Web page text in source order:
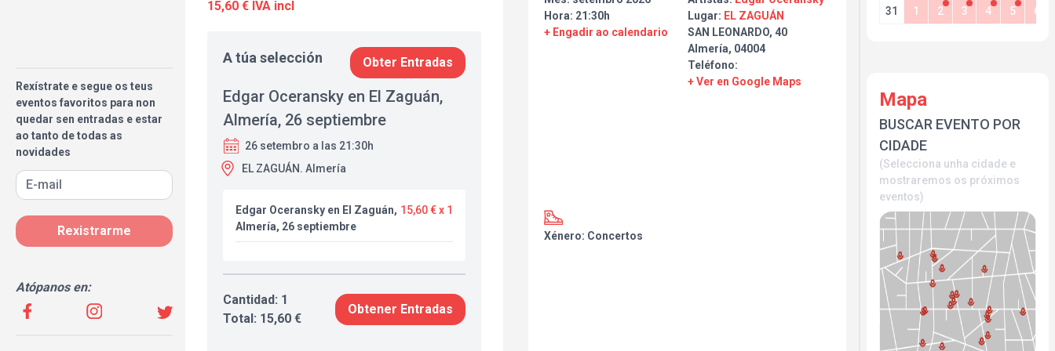
Rexístrate e segue os teus
eventos favoritos para non
quedar sen entradas e estar
ao tanto de todas as
novidades
Rexistrarme
Atópanos en:
15,60 € IVA incl
A túa selección Obter Entradas
Edgar Oceransky en El Zaguán,
Almería, 26 septiembre
26 setembro a las 21:30h
EL ZAGUÁN. Almería
Edgar Oceransky en El Zaguán,
Almería, 26 septiembre
15,60 € x 1
Cantidad: 1
Total: 15,60 €
Obtener Entradas
Hora: 21:30h
+ Engadir ao calendario
Lugar: EL ZAGUÁN
SAN LEONARDO, 40
Almería, 04004
Teléfono:
+ Ver en Google Maps
Xénero: Concertos
31 1 2 3 4 5 6
Mapa
BUSCAR EVENTO POR
CIDADE
(Selecciona unha cidade e
mostraremos os próximos
eventos)